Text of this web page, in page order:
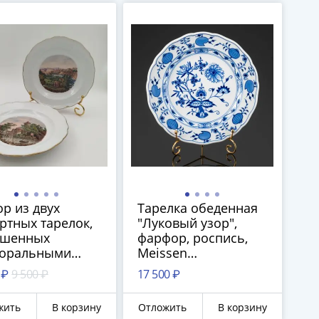
из двух
тарелок,
фарфор,
деколь
9 500 ₽
В корзину
Тарелка обеденная
"Луковый узор",
фарфор, роспись,
Meissen
(Мейсенский
фарфор), Германия,
1991 г.
17 500 ₽
Отложить В корзину